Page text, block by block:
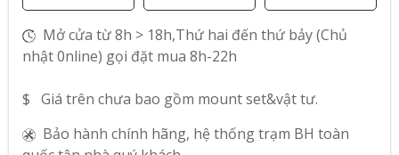
Mở cửa từ 8h > 18h,Thứ hai đến thứ bảy (Chủ
nhật 0nline) gọi đặt mua 8h-22h
$ Giá trên chưa bao gồm mount set&vật tư.
Bảo hành chính hãng, hệ thống trạm BH toàn